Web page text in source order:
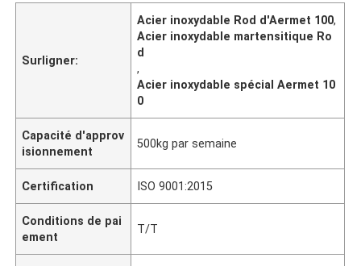
Surligner:
Acier inoxydable Rod d'Aermet 100,
Acier inoxydable martensitique Ro
d
,
Acier inoxydable spécial Aermet 10
0
Capacité d'approv
isionnement
500kg par semaine
Certification ISO 9001:2015
Conditions de pai
ement
T/T